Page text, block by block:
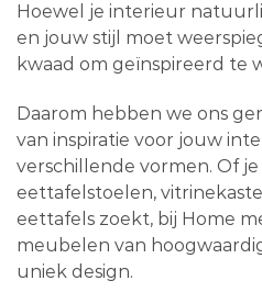
Hoewel je interieur
en jouw stijl moet
kwaad om geïnspireerd te
Daarom hebben we ons
van inspiratie voor jouw
verschillende vormen. Of
eettafelstoelen,
eettafels zoekt, bij Home
meubelen van
uniek design.